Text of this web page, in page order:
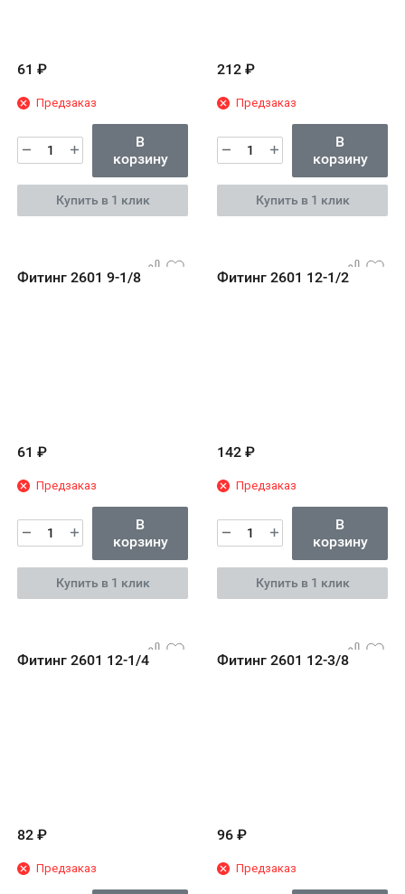
61 ₽
Предзаказ
В
корзину
Купить в 1 клик
212 ₽
Предзаказ
В
корзину
Купить в 1 клик
Фитинг 2601 9-1/8
61 ₽
Предзаказ
В
корзину
Купить в 1 клик
Фитинг 2601 12-1/2
142 ₽
Предзаказ
В
корзину
Купить в 1 клик
Фитинг 2601 12-1/4
82 ₽
Предзаказ
Фитинг 2601 12-3/8
96 ₽
Предзаказ